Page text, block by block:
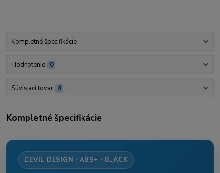
Kompletné špecifikácie
Hodnotenie 0
Súvisiaci tovar 4
Kompletné špecifikácie
DEVIL DESIGN · ABS+ · BLACK